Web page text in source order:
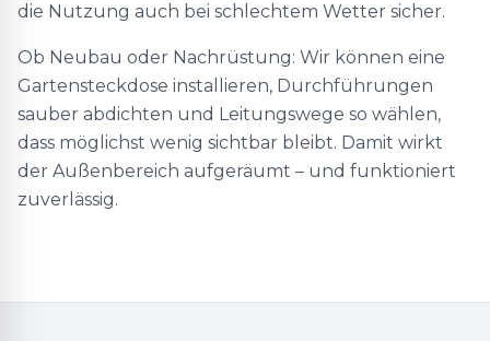
die Nutzung auch bei schlechtem Wetter sicher.
Ob Neubau oder Nachrüstung: Wir können eine
Gartensteckdose installieren, Durchführungen
sauber abdichten und Leitungswege so wählen,
dass möglichst wenig sichtbar bleibt. Damit wirkt
der Außenbereich aufgeräumt – und funktioniert
zuverlässig.